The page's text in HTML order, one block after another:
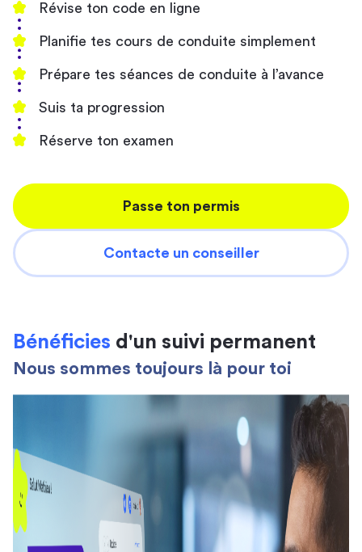
Révise ton code en ligne
Planifie tes cours de conduite simplement
Prépare tes séances de conduite à l’avance
Suis ta progression
Réserve ton examen
Passe ton permis
Contacte un conseiller
Bénéficies d'un suivi permanent
Nous sommes toujours là pour toi